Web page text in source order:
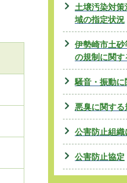
土壌汚染対
域の指定状況
伊勢崎市土
の規制に関す
騒音・振動
悪臭に関する
公害防止組織
公害防止協定